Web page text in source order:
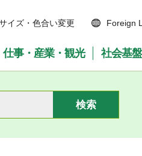
イズ・色合い変更 Foreign
仕事・産業・観光 社会基盤